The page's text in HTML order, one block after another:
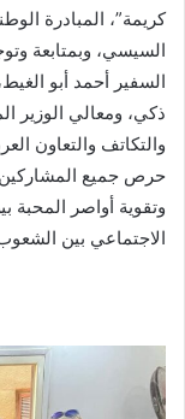
كريمة”، المبادرة
السيسي، وبمتابعة
السفير أحمد أبو
ذكي، ومعالي الوزير
والتكاتف والتعاون
حرص جميع
وتقوية أواصر المحبة
الاجتماعي بين